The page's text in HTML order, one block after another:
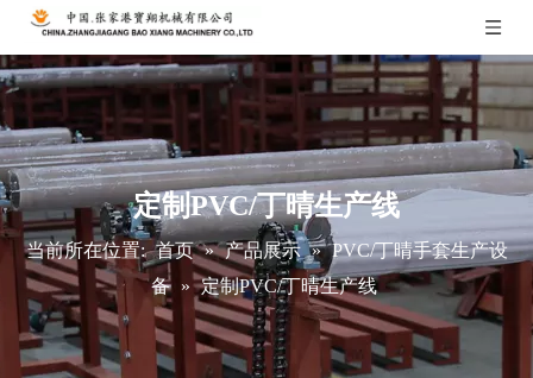
定制PVC/丁晴生产线
当前所在位置: 首页 » 产品展示 » PVC/丁晴手套生产设
备
» 定制PVC/丁晴生产线